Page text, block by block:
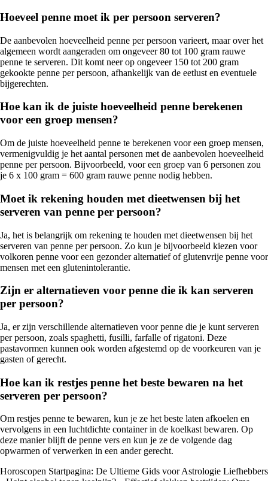
Hoeveel penne moet ik per persoon serveren?
De aanbevolen hoeveelheid penne per persoon varieert, maar over het
algemeen wordt aangeraden om ongeveer 80 tot 100 gram rauwe
penne te serveren. Dit komt neer op ongeveer 150 tot 200 gram
gekookte penne per persoon, afhankelijk van de eetlust en eventuele
bijgerechten.
Hoe kan ik de juiste hoeveelheid penne berekenen
voor een groep mensen?
Om de juiste hoeveelheid penne te berekenen voor een groep mensen,
vermenigvuldig je het aantal personen met de aanbevolen hoeveelheid
penne per persoon. Bijvoorbeeld, voor een groep van 6 personen zou
je 6 x 100 gram = 600 gram rauwe penne nodig hebben.
Moet ik rekening houden met dieetwensen bij het
serveren van penne per persoon?
Ja, het is belangrijk om rekening te houden met dieetwensen bij het
serveren van penne per persoon. Zo kun je bijvoorbeeld kiezen voor
volkoren penne voor een gezonder alternatief of glutenvrije penne voor
mensen met een glutenintolerantie.
Zijn er alternatieven voor penne die ik kan serveren
per persoon?
Ja, er zijn verschillende alternatieven voor penne die je kunt serveren
per persoon, zoals spaghetti, fusilli, farfalle of rigatoni. Deze
pastavormen kunnen ook worden afgestemd op de voorkeuren van je
gasten of gerecht.
Hoe kan ik restjes penne het beste bewaren na het
serveren per persoon?
Om restjes penne te bewaren, kun je ze het beste laten afkoelen en
vervolgens in een luchtdichte container in de koelkast bewaren. Op
deze manier blijft de penne vers en kun je ze de volgende dag
opwarmen of verwerken in een ander gerecht.
Horoscopen Startpagina: De Ultieme Gids voor Astrologie Liefhebbers